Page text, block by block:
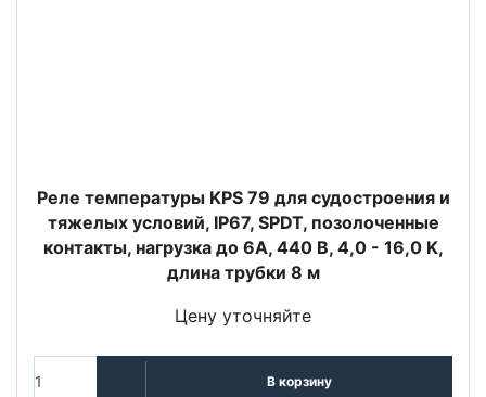
Реле температуры KPS 79 для судостроения и
тяжелых условий, IP67, SPDT, позолоченные
контакты, нагрузка до 6А, 440 В, 4,0 - 16,0 K,
длина трубки 8 м
Цену уточняйте
В корзину